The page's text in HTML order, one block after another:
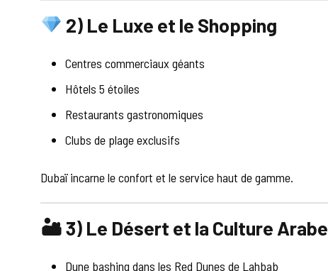
2) Le Luxe et le Shopping
Centres commerciaux géants
Hôtels 5 étoiles
Restaurants gastronomiques
Clubs de plage exclusifs
Dubaï incarne le confort et le service haut de gamme.
🏜 3) Le Désert et la Culture Arabe
Dune bashing dans les Red Dunes de Lahbab